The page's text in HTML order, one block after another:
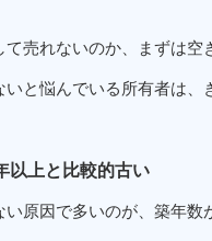
て売れないのか、まずは空
いと悩んでいる所有者は、
以上と比較的古い
い原因で多いのが、築年数